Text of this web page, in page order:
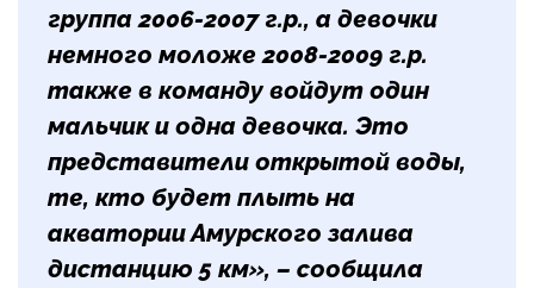
группа 2006-2007 г.р., а девочки
немного моложе 2008-2009 г.р.
также в команду войдут один
мальчик и одна девочка. Это
представители открытой воды,
те, кто будет плыть на
акватории Амурского залива
дистанцию 5 км», – сообщила